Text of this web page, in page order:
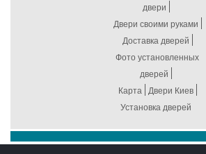
двери
Двери своими руками
Доставка дверей
Фото установленных
дверей
Карта
Двери Киев
Установка дверей